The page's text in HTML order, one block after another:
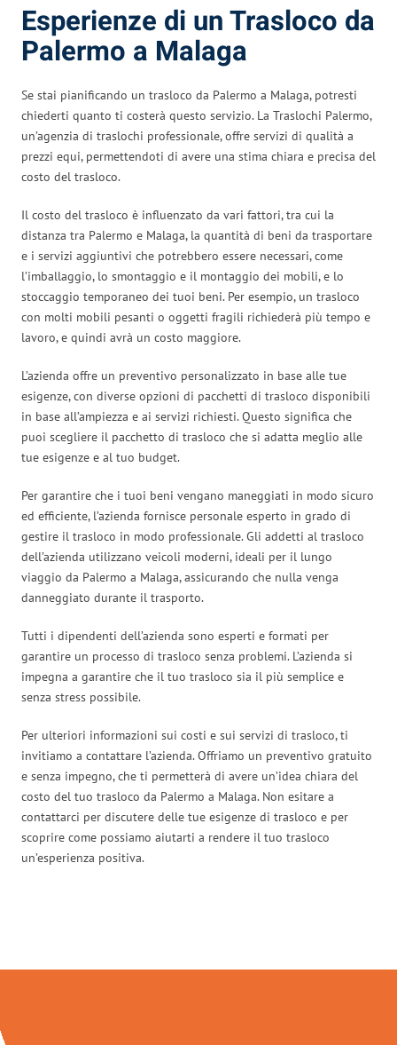
Esperienze di un Trasloco da
Palermo a Malaga
Se stai pianificando un trasloco da Palermo a Malaga, potresti
chiederti quanto ti costerà questo servizio. La Traslochi Palermo,
un’agenzia di traslochi professionale, offre servizi di qualità a
prezzi equi, permettendoti di avere una stima chiara e precisa del
costo del trasloco.
Il costo del trasloco è influenzato da vari fattori, tra cui la
distanza tra Palermo e Malaga, la quantità di beni da trasportare
e i servizi aggiuntivi che potrebbero essere necessari, come
l’imballaggio, lo smontaggio e il montaggio dei mobili, e lo
stoccaggio temporaneo dei tuoi beni. Per esempio, un trasloco
con molti mobili pesanti o oggetti fragili richiederà più tempo e
lavoro, e quindi avrà un costo maggiore.
L’azienda offre un preventivo personalizzato in base alle tue
esigenze, con diverse opzioni di pacchetti di trasloco disponibili
in base all’ampiezza e ai servizi richiesti. Questo significa che
puoi scegliere il pacchetto di trasloco che si adatta meglio alle
tue esigenze e al tuo budget.
Per garantire che i tuoi beni vengano maneggiati in modo sicuro
ed efficiente, l’azienda fornisce personale esperto in grado di
gestire il trasloco in modo professionale. Gli addetti al trasloco
dell’azienda utilizzano veicoli moderni, ideali per il lungo
viaggio da Palermo a Malaga, assicurando che nulla venga
danneggiato durante il trasporto.
Tutti i dipendenti dell’azienda sono esperti e formati per
garantire un processo di trasloco senza problemi. L’azienda si
impegna a garantire che il tuo trasloco sia il più semplice e
senza stress possibile.
Per ulteriori informazioni sui costi e sui servizi di trasloco, ti
invitiamo a contattare l’azienda. Offriamo un preventivo gratuito
e senza impegno, che ti permetterà di avere un’idea chiara del
costo del tuo trasloco da Palermo a Malaga. Non esitare a
contattarci per discutere delle tue esigenze di trasloco e per
scoprire come possiamo aiutarti a rendere il tuo trasloco
un’esperienza positiva.